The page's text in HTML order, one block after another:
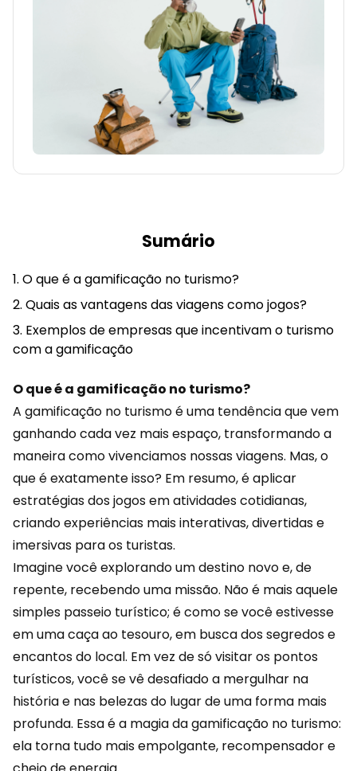
Sumário
O que é a gamificação no turismo?
Quais as vantagens das viagens como jogos?
Exemplos de empresas que incentivam o turismo
com a gamificação
O que é a gamificação no turismo?
A gamificação no turismo é uma tendência que vem
ganhando cada vez mais espaço, transformando a
maneira como vivenciamos nossas viagens. Mas, o
que é exatamente isso? Em resumo, é aplicar
estratégias dos jogos em atividades cotidianas,
criando experiências mais interativas, divertidas e
imersivas para os turistas.
Imagine você explorando um destino novo e, de
repente, recebendo uma missão. Não é mais aquele
simples passeio turístico; é como se você estivesse
em uma caça ao tesouro, em busca dos segredos e
encantos do local. Em vez de só visitar os pontos
turísticos, você se vê desafiado a mergulhar na
história e nas belezas do lugar de uma forma mais
profunda. Essa é a magia da gamificação no turismo:
ela torna tudo mais empolgante, recompensadore